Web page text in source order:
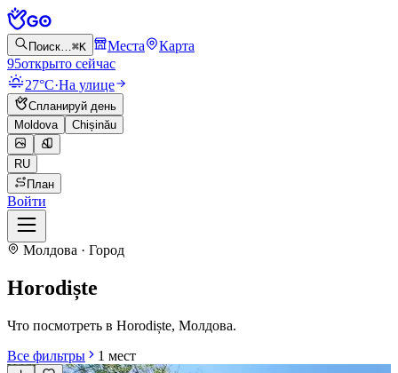
Поиск…⌘K Места
Карта
95открыто сейчас
27°C·На улице
Спланируй день
Moldova
Chișinău
RU
План
Войти
Молдова · Город
Horodiște
Что посмотреть в Horodiște, Молдова.
Все фильтры
1 мест